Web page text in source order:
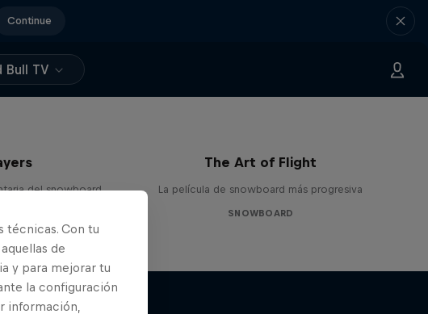
Continue
Bull TV
del snowboard
The Art of Flight
La película de snowboard más progresiva
SNOWBOARD
técnicas. Con tu
de
y para mejorar tu
la configuración
información,